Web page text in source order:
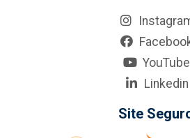
YouTube
Linkedin
Site